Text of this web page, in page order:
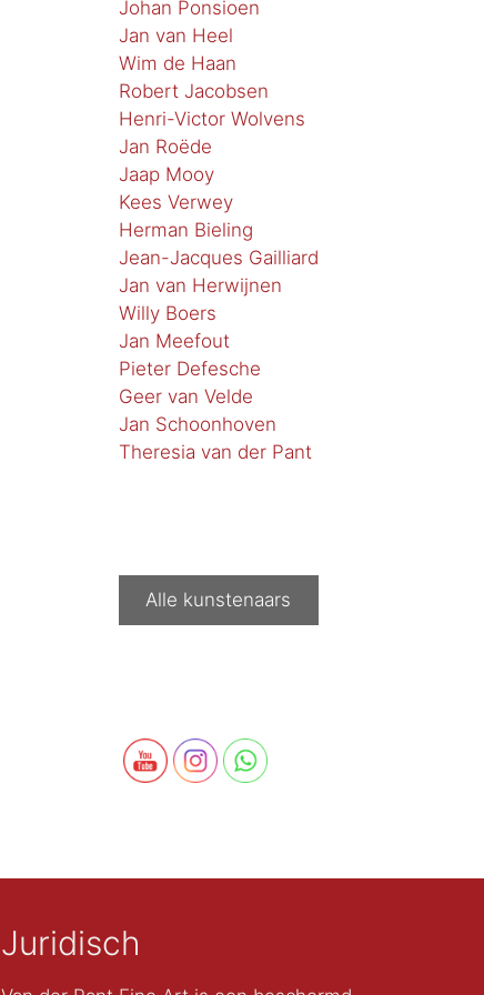
Johan Ponsioen
Jan van Heel
Wim de Haan
Robert Jacobsen
Henri-Victor Wolvens
Jan Roëde
Jaap Mooy
Kees Verwey
Herman Bieling
Jean-Jacques Gailliard
Jan van Herwijnen
Willy Boers
Jan Meefout
Pieter Defesche
Geer van Velde
Jan Schoonhoven
Theresia van der Pant
Alle kunstenaars
Juridisch